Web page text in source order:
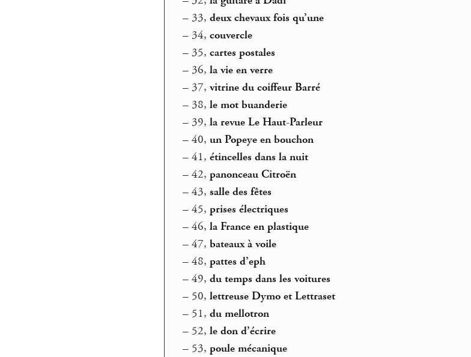
– 33, deux chevaux fois qu’une
– 34, couvercle
– 35, cartes postales
– 36, la vie en verre
– 37, vitrine du coiffeur Barré
– 38, le mot buanderie
– 39, la revue Le Haut-Parleur
– 40, un Popeye en bouchon
– 41, étincelles dans la nuit
– 42, panonceau Citroën
– 43, salle des fêtes
– 45, prises électriques
– 46, la France en plastique
– 47, bateaux à voile
– 48, pattes d’eph
– 49, du temps dans les voitures
– 50, lettreuse Dymo et Lettraset
– 51, du mellotron
– 52, le don d’écrire
– 53, poule mécanique